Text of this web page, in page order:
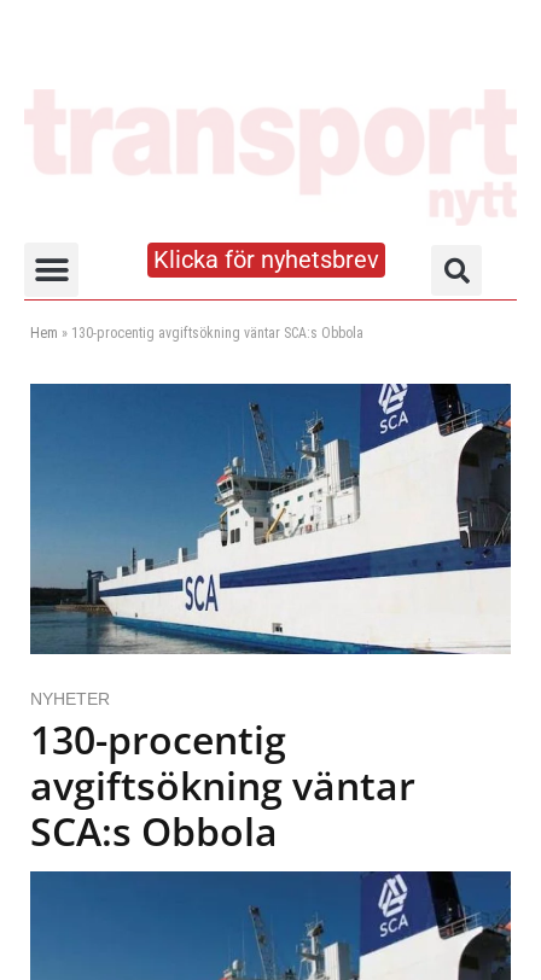
Klicka för nyhetsbrev
Hem » 130-procentig avgiftsökning väntar SCA:s Obbola
NYHETER
130-procentig
avgiftsökning väntar
SCA:s Obbola